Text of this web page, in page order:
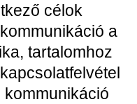
célok
a
tartalomhoz